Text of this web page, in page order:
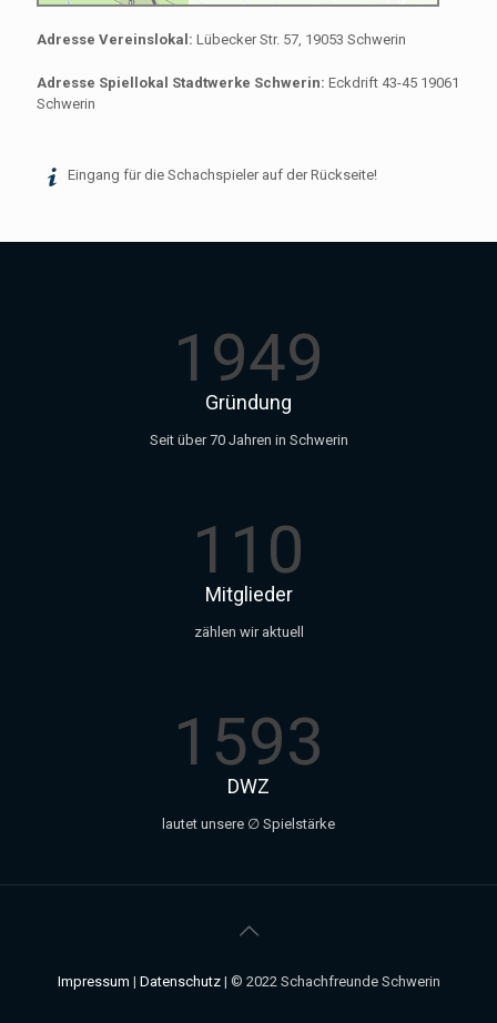
Adresse Vereinslokal: Lübecker Str. 57, 19053 Schwerin
Adresse Spiellokal Stadtwerke Schwerin: Eckdrift 43-45 19061
Schwerin
Eingang für die Schachspieler auf der Rückseite!
1949
Gründung
Seit über 70 Jahren in Schwerin
110
Mitglieder
zählen wir aktuell
1593
DWZ
lautet unsere ∅ Spielstärke
Impressum | Datenschutz| © 2022 Schachfreunde Schwerin